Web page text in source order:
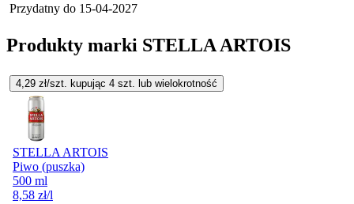
Przydatny do 15-04-2027
Produkty marki STELLA ARTOIS
4,29 zł/szt. kupując 4 szt. lub wielokrotność
STELLA ARTOIS
Piwo (puszka)
500 ml
8,58 zł/l